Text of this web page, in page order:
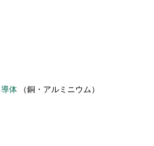
導体 （銅・アルミニウム）